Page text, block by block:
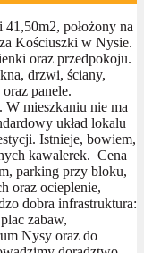
położony na
Kościuszki w Nysie.
oraz przedpokoju.
drzwi, ściany,
panele.
W mieszkaniu nie ma
układ lokalu
Istnieje, bowiem,
kawalerek. Cena
parking przy bloku,
oraz ocieplenie,
dobra infrastruktura:
zabaw,
Nysy oraz do